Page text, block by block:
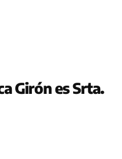
Girón es Srta.